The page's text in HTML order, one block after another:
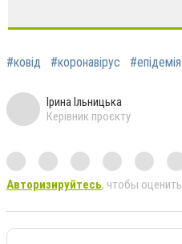
#ковід #коронавірус #епідемія
Ірина Ільницька
Керівник проєкту
Авторизируйтесь, чтобы оценить